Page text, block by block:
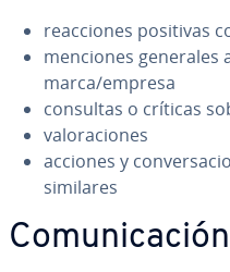
reac­cio­nes positivas
menciones generales
marca/empresa
consultas o críticas
va­lo­ra­cio­nes
acciones y
similares